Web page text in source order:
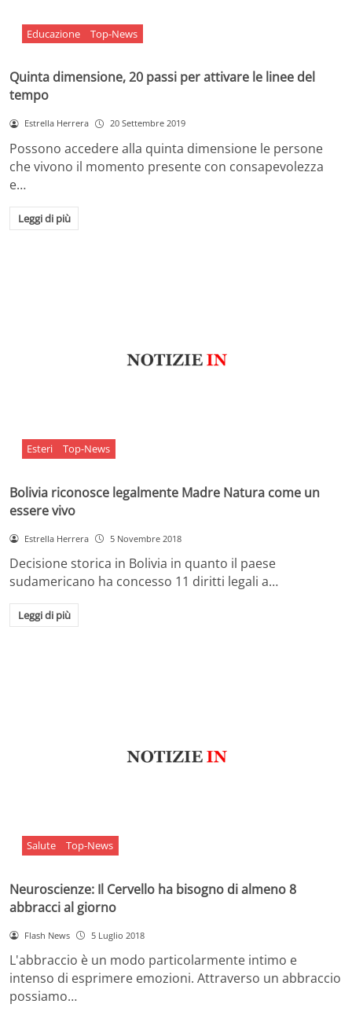
Educazione Top-News
Quinta dimensione, 20 passi per attivare le linee del
tempo
Estrella Herrera 20 Settembre 2019
Possono accedere alla quinta dimensione le persone
che vivono il momento presente con consapevolezza
e…
Leggi di più
Esteri Top-News
Bolivia riconosce legalmente Madre Natura come un
essere vivo
Estrella Herrera 5 Novembre 2018
Decisione storica in Bolivia in quanto il paese
sudamericano ha concesso 11 diritti legali a…
Leggi di più
Salute Top-News
Neuroscienze: Il Cervello ha bisogno di almeno 8
abbracci al giorno
Flash News 5 Luglio 2018
L'abbraccio è un modo particolarmente intimo e
intenso di esprimere emozioni. Attraverso un abbraccio
possiamo…